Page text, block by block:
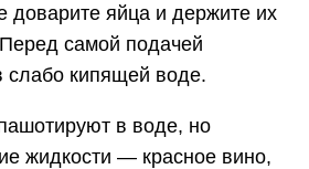
доварите яйца и держите их
самой подачей
слабо кипящей воде.
в воде, но
жидкости — красное вино,